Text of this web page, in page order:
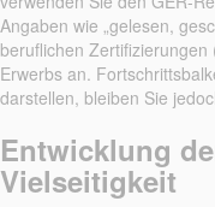
Angaben wie „gelesen,
beruflichen Zertifizierungen
Erwerbs an.
darstellen, bleiben Sie
Entwicklung
Vielseitigkeit